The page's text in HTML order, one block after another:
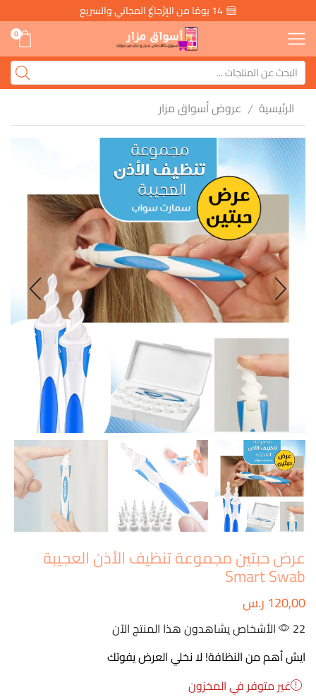
14 يومًا من الإرجاع المجاني والسريع
0
الرئيسية / عروض أسواق مزار
عرض حبتين مجموعة تنظيف الأذن العجيبة
Smart Swab
120,00 ر.س
22 الأشخاص يشاهدون هذا المنتج الآن
ايش أهم من النظافة! لا نخلي العرض يفوتك
غير متوفر في المخزون